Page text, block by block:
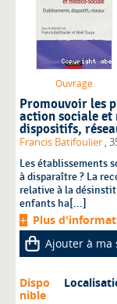
Ouvrage
Promouvoir les
action sociale et
dispositifs,
Francis Batifoulier ,
Les établissements
à disparaître ? La
relative à la
enfants ha[...]
Plus
Ajouter à ma
Dispo
nible